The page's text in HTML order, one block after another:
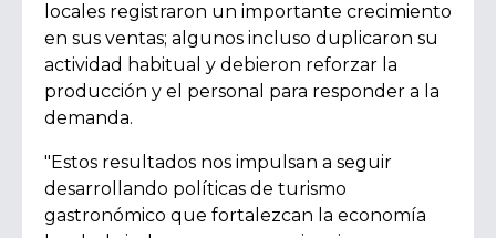
locales registraron un importante crecimiento
en sus ventas; algunos incluso duplicaron su
actividad habitual y debieron reforzar la
producción y el personal para responder a la
demanda.
"Estos resultados nos impulsan a seguir
desarrollando políticas de turismo
gastronómico que fortalezcan la economía